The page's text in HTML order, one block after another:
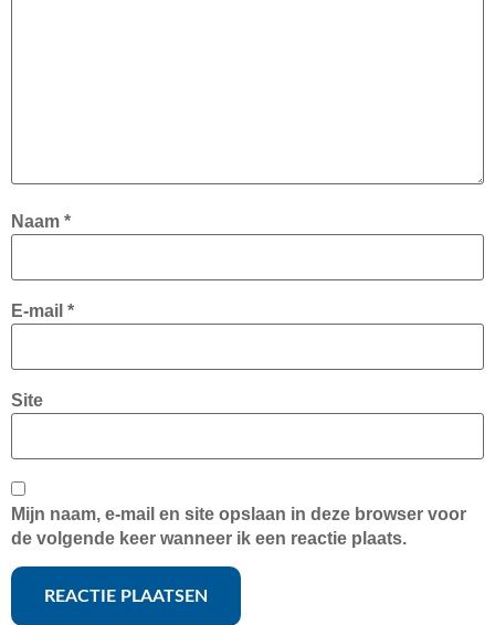
Naam *
E-mail *
Site
Mijn naam, e-mail en site opslaan in deze browser voor
de volgende keer wanneer ik een reactie plaats.